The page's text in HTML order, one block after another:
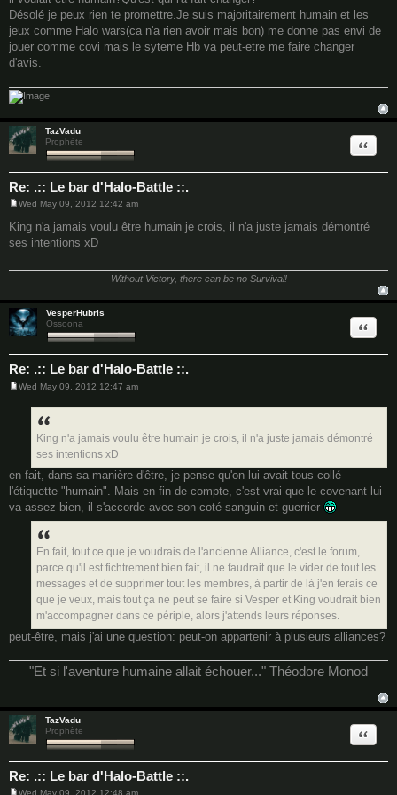
Désolé je peux rien te promettre.Je suis majoritairement humain et les
jeux comme Halo wars(ca n'a rien avoir mais bon) me donne pas envi de
jouer comme covi mais le syteme Hb va peut-etre me faire changer
d'avis.
TazVadu
Prophète
Re: .:: Le bar d'Halo-Battle ::.
Quote
o
s
t
Wed May 09, 2012 12:42 am
King n'a jamais voulu être humain je crois, il n'a juste jamais démontré
ses intentions xD
Without Victory, there can be no Survival!
VesperHubris
Ossoona
Re: .:: Le bar d'Halo-Battle ::.
Quote
Wed May 09, 2012 12:47 am
King n'a jamais voulu être humain je crois, il n'a juste jamais démontré
ses intentions xD
en fait, dans sa manière d'être, je pense qu'on lui avait tous collé
l'étiquette "humain". Mais en fin de compte, c'est vrai que le covenant lui
va assez bien, il s'accorde avec son coté sanguin et guerrier
En fait, tout ce que je voudrais de l'ancienne Alliance, c'est le forum,
parce qu'il est fichtrement bien fait, il ne faudrait que le vider de tout les
messages et de supprimer tout les membres, à partir de là j'en ferais ce
que je veux, mais tout ça ne peut se faire si Vesper et King voudrait bien
m'accompagner dans ce périple, alors j'attends leurs réponses.
peut-être, mais j'ai une question: peut-on appartenir à plusieurs alliances?
"Et si l'aventure humaine allait échouer..." Théodore Monod
TazVadu
Prophète
Re: .:: Le bar d'Halo-Battle ::.
Quote
Wed May 09, 2012 12:48 am